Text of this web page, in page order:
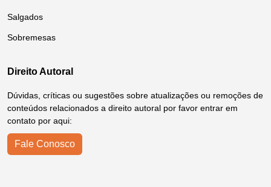
Salgados
Sobremesas
Direito Autoral
Dúvidas, críticas ou sugestões sobre atualizações ou remoções de
conteúdos relacionados a direito autoral por favor entrar em
contato por aqui:
Fale Conosco